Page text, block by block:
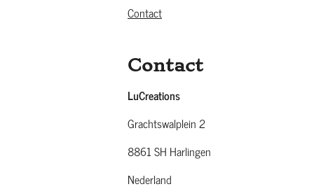
Contact
Contact
LuCreations
Grachtswalplein 2
8861 SH Harlingen
Nederland